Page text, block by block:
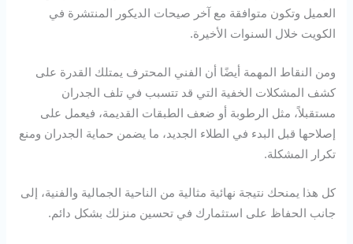
العميل وتكون متوافقة مع آخر صيحات الديكور المنتشرة في
الكويت خلال السنوات الأخيرة.
ومن النقاط المهمة أيضًا أن الفني المحترف يمتلك القدرة على
كشف المشكلات الخفية التي قد تتسبب في تلف الجدران
مستقبلاً، مثل الرطوبة أو ضعف الطبقات القديمة، فيعمل على
إصلاحها قبل البدء في الطلاء الجديد، ما يضمن حماية الجدران ومنع
تكرار المشكلة.
كل هذا يمنحك نتيجة نهائية مثالية من الناحية الجمالية والفنية، إلى
جانب الحفاظ على استثمارك في تحسين منزلك بشكل دائم.